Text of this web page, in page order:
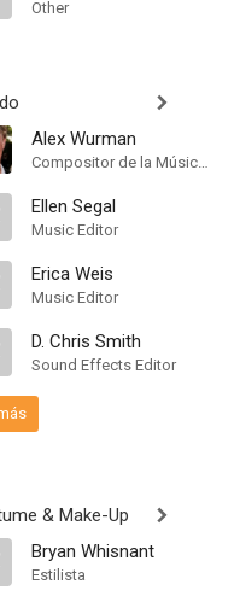
Other
Alex Wurman
Compositor de la Música Original
Ellen Segal
Music Editor
Erica Weis
Music Editor
D. Chris Smith
Sound Effects Editor
& Make-Up
Bryan Whisnant
Estilista